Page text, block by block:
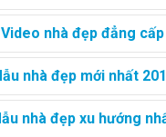
Video nhà đẹp đẳng cấp
nhà đẹp mới nhất
nhà đẹp xu hướng